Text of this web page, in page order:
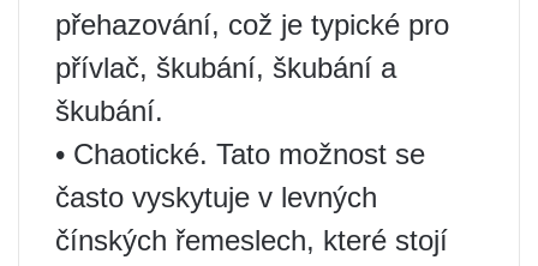
přehazování, což je typické pro
přívlač, škubání, škubání a
škubání.
• Chaotické. Tato možnost se
často vyskytuje v levných
čínských řemeslech, které stojí